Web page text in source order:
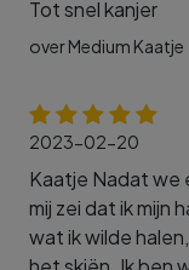
Tot snel kanjer
over Medium Kaatje
2023-02-20
Kaatje Nadat we
mij zei dat ik mijn
wat ik wilde